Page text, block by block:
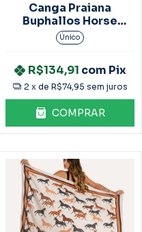
Canga Praiana
Buphallos Horse
Preta ACS34
Único
R$134,91 com Pix
2 x de R$74,95 sem juros
COMPRAR